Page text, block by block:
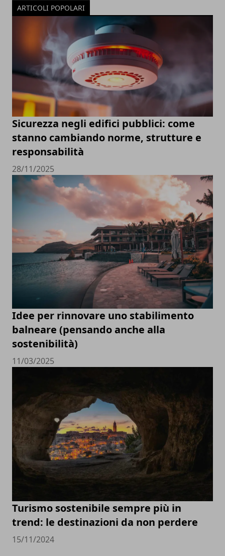
ARTICOLI POPOLARI
Sicurezza negli edifici pubblici: come
stanno cambiando norme, strutture e
responsabilità
28/11/2025
Idee per rinnovare uno stabilimento
balneare (pensando anche alla
sostenibilità)
11/03/2025
Turismo sostenibile sempre più in
trend: le destinazioni da non perdere
15/11/2024